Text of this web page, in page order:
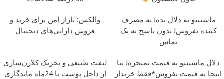
ماشینتو به دلال نده! به مصرف
کننده بفروش! بدون پاسخ به یک
تماس
والکس: بازار امن برای خرید و
فروش دارایی‌های دیجیتال
دلال ماشینتو به قیمت نمیخره! بیا
اینجا به قیمت بفروش*فقط خریدار
لیفت طبیعی و تحریک کلاژن‌سازی
از داخل پوست با 24ماه ماندگاری